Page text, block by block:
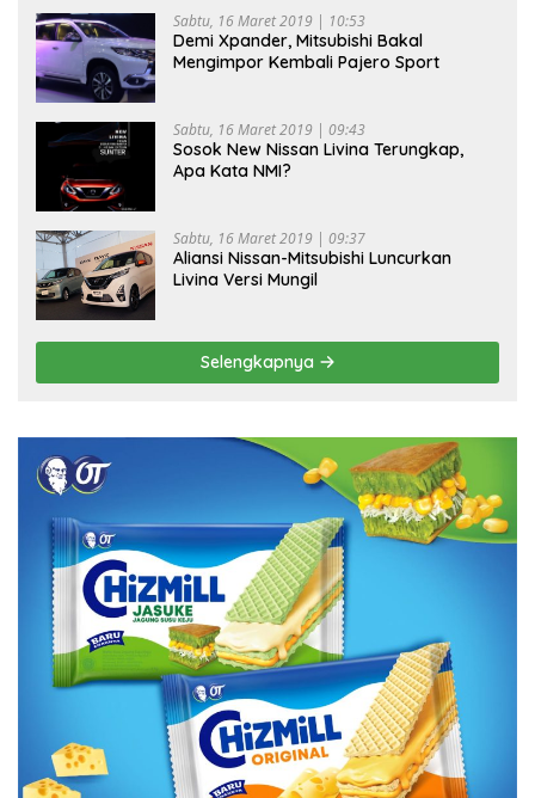
Sabtu, 16 Maret 2019 | 10:53
Demi Xpander, Mitsubishi Bakal
Mengimpor Kembali Pajero Sport
Sabtu, 16 Maret 2019 | 09:43
Sosok New Nissan Livina Terungkap,
Apa Kata NMI?
Sabtu, 16 Maret 2019 | 09:37
Aliansi Nissan-Mitsubishi Luncurkan
Livina Versi Mungil
Selengkapnya